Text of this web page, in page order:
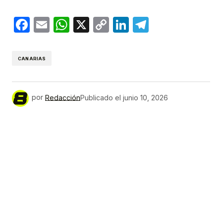
Facebook
EmailWhatsApp
X
CopyLinkedIn
CANARIAS
por RedacciónPublicado el junio 10, 2026